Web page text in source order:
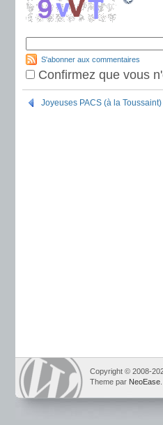
S'abonner aux commentaires
Confirmez que vous
Joyeuses PACS (à la Toussaint)
Copyright © 2008-
Theme par NeoEase